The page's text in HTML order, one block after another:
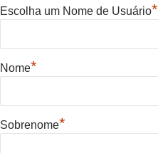
Escolha um Nome de Usuário*
Nome*
Sobrenome*